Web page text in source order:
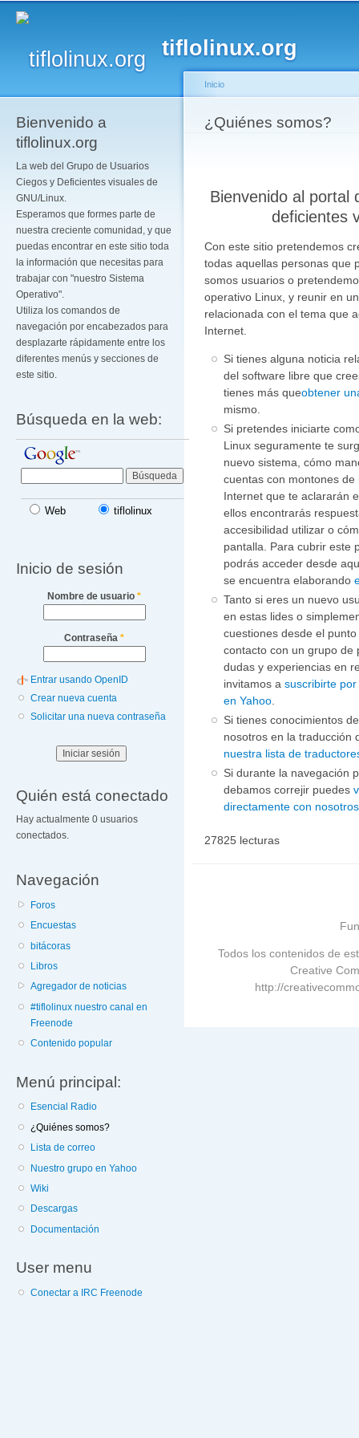
tiflolinux.org
Bienvenido a
tiflolinux.org
La web del Grupo de Usuarios
Ciegos y Deficientes visuales de
GNU/Linux.
Esperamos que formes parte de
nuestra creciente comunidad, y que
puedas encontrar en este sitio toda
la información que necesitas para
trabajar con "nuestro Sistema
Operativo".
Utiliza los comandos de
navegación por encabezados para
desplazarte rápidamente entre los
diferentes menús y secciones de
este sitio.
Búsqueda en la web:
Web tiflolinux
Inicio de sesión
Nombre de usuario *
Contraseña *
Entrar usando OpenID
Crear nueva cuenta
Solicitar una nueva contraseña
Quién está conectado
Hay actualmente 0 usuarios
conectados.
Navegación
Foros
Encuestas
bitácoras
Libros
Agregador de noticias
#tiflolinux nuestro canal en
Freenode
Contenido popular
Menú principal:
Esencial Radio
¿Quiénes somos?
Lista de correo
Nuestro grupo en Yahoo
Wiki
Descargas
Documentación
User menu
Conectar a IRC Freenode
Se encuentra usted
Inicio
¿Quiénes somos?
Bienvenido al portal
deficientes
Con este sitio pretendemos
todas aquellas personas que
somos usuarios o
operativo Linux, y reunir en
relacionada con el tema que
Internet.
Si tienes alguna noticia
del software libre que
tienes más queobtener
mismo.
Si pretendes iniciarte
Linux seguramente te
nuevo sistema, cómo
cuentas con montones
Internet que te aclararán
ellos encontrarás
accesibilidad utilizar o
pantalla. Para cubrir este
podrás acceder desde
se encuentra elaborando
Tanto si eres un nuevo
en estas lides o
cuestiones desde el
contacto con un grupo de
dudas y experiencias en
invitamos asuscribirte
en Yahoo
Si tienes conocimientos
nosotros en la traducción
nuestra lista de
Si durante la navegación
debamos correjir puedes
directamente con nosotros
27825 lecturas
Todos los contenidos de
Creative
http://